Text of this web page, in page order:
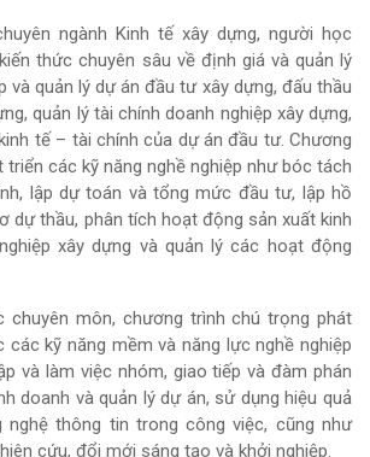
ngành Kinh tế xây dựng, người học
thức chuyên sâu về định giá và quản lý
và quản lý dự án đầu tư xây dựng, đấu thầu
quản lý tài chính doanh nghiệp xây dựng,
tế – tài chính của dự án đầu tư. Chương
các kỹ năng nghề nghiệp như bóc tách
lập dự toán và tổng mức đầu tư, lập hồ
dự thầu, phân tích hoạt động sản xuất kinh
xây dựng và quản lý các hoạt động
chuyên môn, chương trình chú trọng phát
kỹ năng mềm và năng lực nghề nghiệp
và làm việc nhóm, giao tiếp và đàm phán
doanh và quản lý dự án, sử dụng hiệu quả
nghệ thông tin trong công việc, cũng như
cứu, đổi mới sáng tạo và khởi nghiệp.